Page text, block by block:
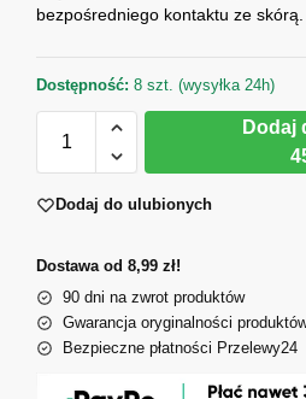
bezpośredniego kontaktu ze skórą.
Dostępność: 8 szt. (wysyłka 24h)
Dodaj
Dodaj do ulubionych
Dostawa od 8,99 zł!
90 dni na zwrot produktów
Gwarancja oryginalności
Bezpieczne płatności Przelewy24